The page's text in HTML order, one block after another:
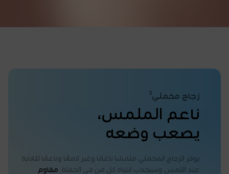
زجاج مخملي3
ناعم الملمس،
يصعب وضعه
يوفر الزجاج المخملي ملمسًا ناعمًا وغير لامعًا وناعمًا للغاية
عند اللمس وسيجذب انتباه كل من في الحفلة. مقاوم